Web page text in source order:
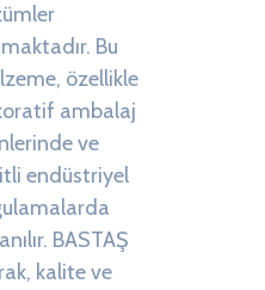
Bu
özellikle
ambalaj
ve
endüstriyel
BASTAŞ
kalite ve